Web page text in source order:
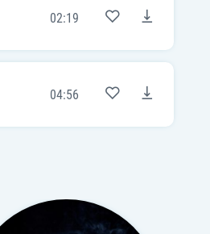
02:19
04:56